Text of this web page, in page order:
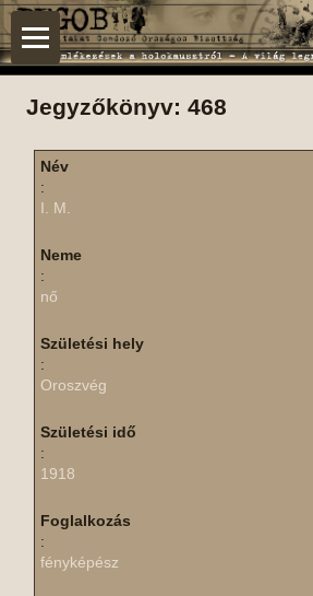
Jegyzőkönyv: 468
Név
:
I. M.
Neme
:
nő
Születési hely
:
Oroszvég
Születési idő
:
1918
Foglalkozás
:
fényképész